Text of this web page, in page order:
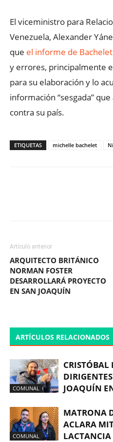
El viceministro para
Venezuela, Alexander
que el informe de Bachelet
y errores, principalmente
para su elaboración y lo
información “sesgada”
contra su país.
ETIQUETAS michelle bachelet
Artículo anterior
ARQUITECTO BRITÁNICO
NORMAN FOSTER
DESARROLLARÁ PROYECTO
EN SAN JOAQUÍN
ARTÍCULOS RELACIONADOS
COMUNAL
CRISTÓBAL
JOAQUÍN
COMUNAL
MATRONA
ACLARA